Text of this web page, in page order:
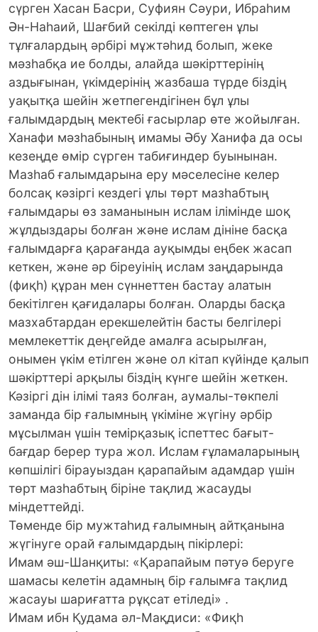
сүрген Хасан Басри, Суфиян Сәури, Ибраһим
Ән-Наһаий, Шағбий секілді көптеген ұлы
тұлғалардың әрбірі мұжтәһид болып, жеке
мәзһабқа ие болды, алайда шәкірттерінің
аздығынан, үкімдерінің жазбаша түрде біздің
уақытқа шейін жетпегендігінен бұл ұлы
ғалымдардың мектебі ғасырлар өте жойылған.
Ханафи мәзһабының имамы Әбу Ханифа да осы
кезеңде өмір сүрген табиғиндер буынынан.
Мазһаб ғалымдарына еру мәселесіне келер
болсақ кәзіргі кездегі ұлы төрт мазһабтың
ғалымдары өз заманынын ислам ілімінде шоқ
жұлдыздары болған және ислам дініне басқа
ғалымдарға қарағанда ауқымды еңбек жасап
кеткен, және әр біреуінің ислам заңдарында
(фиқһ) құран мен сүннеттен бастау алатын
бекітілген қағидалары болған. Оларды басқа
мазхабтардан ерекшелейтін басты белгілері
мемлекеттік деңгейде амалға асырылған,
онымен үкім етілген және ол кітап күйінде қалып
шәкірттері арқылы біздің күнге шейін жеткен.
Кәзіргі дін ілімі таяз болған, аумалы-төкпелі
заманда бір ғалымның үкіміне жүгіну әрбір
мұсылман үшін темірқазық іспеттес бағыт-
бағдар берер тура жол. Ислам ғұламаларының
көпшілігі бірауыздан қарапайым адамдар үшін
төрт мазһабтың біріне тақлид жасауды
міндеттейді.
Төменде бір мужтаһид ғалымның айтқанына
жүгінуге орай ғалымдардың пікірлері:
Имам әш-Шанқиты: «Қарапайым пәтуә беруге
шамасы келетін адамның бір ғалымға тақлид
жасауы шариғатта рұқсат етіледі» .
Имам ибн Қудама әл-Мақдиси: «Фиқһ